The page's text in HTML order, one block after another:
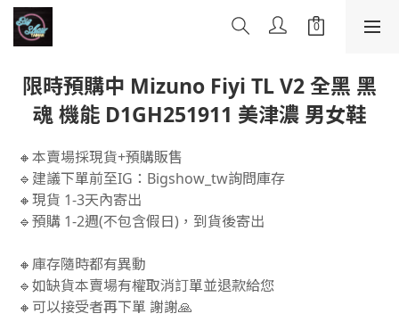
限時預購中 Mizuno Fiyi TL V2 全黑 黑
魂 機能 D1GH251911 美津濃 男女鞋
🔸本賣場採現貨+預購販售
🔹建議下單前至IG：Bigshow_tw詢問庫存
🔸現貨 1-3天內寄出
🔹預購 1-2週(不包含假日)，到貨後寄出
🔸庫存隨時都有異動
🔹如缺貨本賣場有權取消訂單並退款給您
🔸可以接受者再下單 謝謝🙏